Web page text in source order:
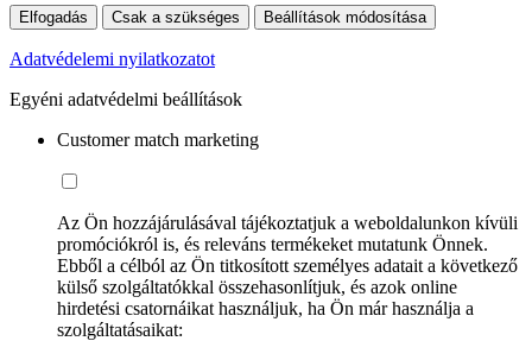
Elfogadás Csak a szükséges Beállítások módosítása
Adatvédelemi nyilatkozatot
Egyéni adatvédelmi beállítások
Customer match marketing
Az Ön hozzájárulásával tájékoztatjuk a weboldalunkon kívüli
promóciókról is, és releváns termékeket mutatunk Önnek.
Ebből a célból az Ön titkosított személyes adatait a következő
külső szolgáltatókkal összehasonlítjuk, és azok online
hirdetési csatornáikat használjuk, ha Ön már használja a
szolgáltatásaikat: